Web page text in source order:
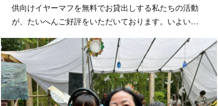
供向けイヤーマフを無料でお貸出しする私たちの活動
が、たいへんご好評をいただいております。いよい…